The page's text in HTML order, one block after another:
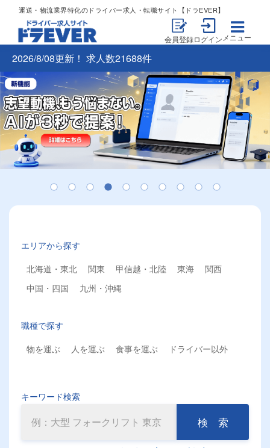
運送・物流業界特化のドライバー求人・転職サイト【ドラEVER】
会員登録ログイン メニュー
2026/8/08更新！ 求人数21688件
エリアから探す
北海道・東北
関東 甲信越・北陸 東海
関西
中国・四国
九州・沖縄
職種で探す
物を運ぶ
人を運ぶ 食事を運ぶ ドライバー以外
キーワード検索
検 索